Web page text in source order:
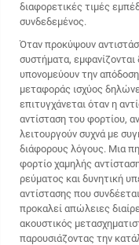
διαφορετικές τιμές
συνδεδεμένος.
Όταν προκύψουν
συστήματα,
υπονομεύουν την
μεταφοράς ισχύος
επιτυγχάνεται όταν η
αντίσταση του φορτίου,
λειτουργούν συχνά με
διάφορους λόγους. Μια
φορτίο χαμηλής
ρεύματος και δυνητική
αντίστασης που
προκαλεί απώλειες
ακουστικός
παρουσιάζοντας την